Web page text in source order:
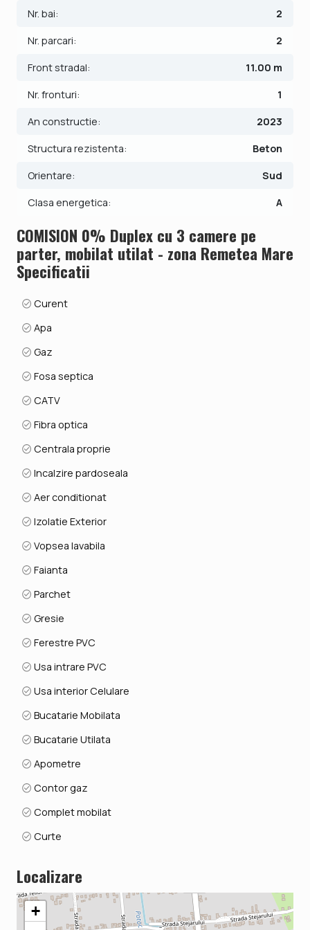
pardoseala si 2 locuri de parcare.
Pretul este de 154.990€ - COMISION 0%.
Se accepta ca si modalitate de plata surse proprii sau
ID intern: V8566
Nr. bai: 2
Nr. parcari: 2
Front stradal: 11.00 m
Nr. fronturi: 1
An constructie: 2023
Structura rezistenta: Beton
Orientare: Sud
Clasa energetica: A
COMISION 0% Duplex cu 3 camere pe
parter, mobilat utilat - zona Remetea Mare
Specificatii
Curent
Apa
Gaz
Fosa septica
CATV
Fibra optica
Centrala proprie
Incalzire pardoseala
Aer conditionat
Izolatie Exterior
Vopsea lavabila
Faianta
Parchet
Gresie
Ferestre PVC
Usa intrare PVC
Usa interior Celulare
Bucatarie Mobilata
Bucatarie Utilata
Apometre
Contor gaz
Complet mobilat
Curte
Localizare
+